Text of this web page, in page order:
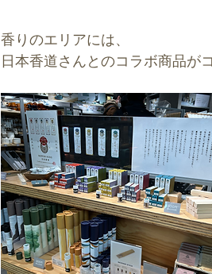
香りのエリアには、
日本香道さんとのコラボ商品が